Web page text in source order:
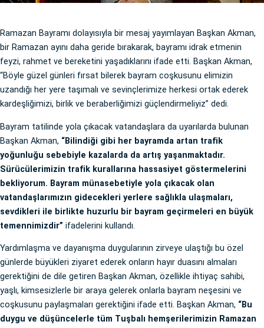
Ramazan Bayramı dolayısıyla bir mesaj yayımlayan Başkan Akman,
bir Ramazan ayını daha geride bırakarak, bayramı idrak etmenin
feyzi, rahmet ve bereketini yaşadıklarını ifade etti. Başkan Akman,
“Böyle güzel günleri fırsat bilerek bayram coşkusunu elimizin
uzandığı her yere taşımalı ve sevinçlerimize herkesi ortak ederek
kardeşliğimizi, birlik ve beraberliğimizi güçlendirmeliyiz” dedi.
Bayram tatilinde yola çıkacak vatandaşlara da uyarılarda bulunan
Başkan Akman, “Bilindiği gibi her bayramda artan trafik
yoğunluğu sebebiyle kazalarda da artış yaşanmaktadır.
Sürücülerimizin trafik kurallarına hassasiyet göstermelerini
bekliyorum. Bayram münasebetiyle yola çıkacak olan
vatandaşlarımızın gidecekleri yerlere sağlıkla ulaşmaları,
sevdikleri ile birlikte huzurlu bir bayram geçirmeleri en büyük
temennimizdir” ifadelerini kullandı.
Yardımlaşma ve dayanışma duygularının zirveye ulaştığı bu özel
günlerde büyükleri ziyaret ederek onların hayır duasını almaları
gerektiğini de dile getiren Başkan Akman, özellikle ihtiyaç sahibi,
yaşlı, kimsesizlerle bir araya gelerek onlarla bayram neşesini ve
coşkusunu paylaşmaları gerektiğini ifade etti. Başkan Akman, “Bu
duygu ve düşüncelerle tüm Tuşbalı hemşerilerimizin Ramazan